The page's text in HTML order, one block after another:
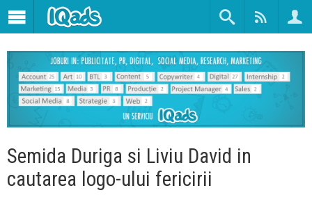
Semida Duriga si Liviu David in
cautarea logo-ului fericirii